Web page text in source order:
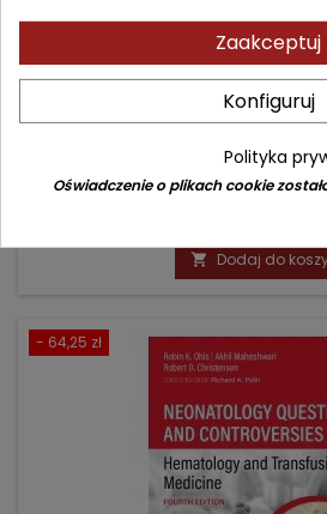
NEONATAL HEMATOLOGY:
AND MANAGEMENT OF
Autor: Robert D.
 Dodaj do
- 64,25 zł
Zaakceptuj
Konfiguruj
Polityka
Oświadczenie o plikach cookie